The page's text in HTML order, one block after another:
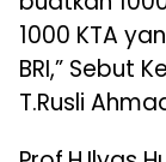
1000 KTA
BRI,” Sebut
T.Rusli